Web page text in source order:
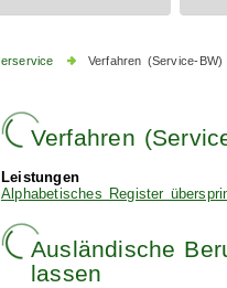
Verfahren (Service-BW)
Verfahren
Leistungen
Alphabetisches Register
Ausländische
lassen